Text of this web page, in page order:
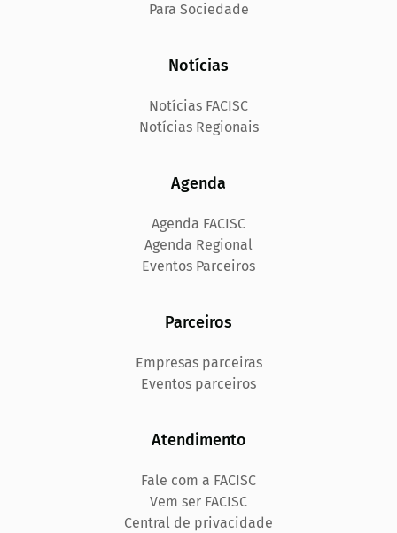
Para Sociedade
Notícias
Notícias FACISC
Notícias Regionais
Agenda
Agenda FACISC
Agenda Regional
Eventos Parceiros
Parceiros
Empresas parceiras
Eventos parceiros
Atendimento
Fale com a FACISC
Vem ser FACISC
Central de privacidade